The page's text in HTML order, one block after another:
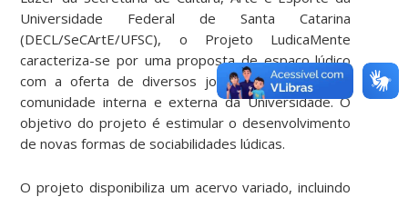
Universidade Federal de Santa Catarina
(DECL/SeCArtE/UFSC), o Projeto LudicaMente
caracteriza-se por uma proposta de espaço lúdico
com a oferta de diversos jogos para atender à
comunidade interna e externa da Universidade. O
objetivo do projeto é estimular o desenvolvimento
de novas formas de sociabilidades lúdicas.
O projeto disponibiliza um acervo variado, incluindo